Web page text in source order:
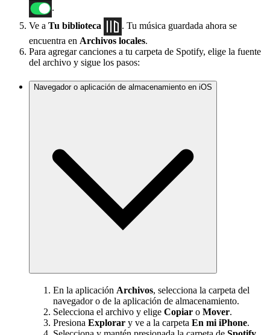
.
Ve a Tu biblioteca
. Tu música guardada ahora se
encuentra en Archivos locales.
Para agregar canciones a tu carpeta de Spotify, elige la fuente
del archivo y sigue los pasos:
Navegador o aplicación de almacenamiento en iOS
En la aplicación Archivos, selecciona la carpeta del
navegador o de la aplicación de almacenamiento.
Selecciona el archivo y elige Copiar o Mover.
Presiona Explorar y ve a la carpeta En mi iPhone.